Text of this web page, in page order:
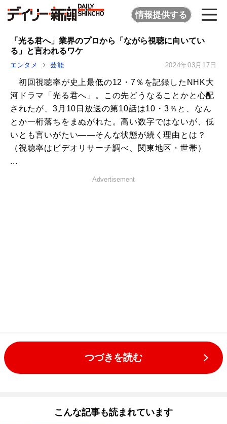
情報提供する
「光る君へ」業界のプロから「ながら視聴に向いてい
る」と言われるワケ
エンタメ 芸能 2024年03月17日
初回視聴率が史上最低の12・7％を記録したNHK大
河ドラマ「光る君へ」。この先どうなることかと心配
されたが、3月10日放送の第10話は10・3％と、なん
とか一桁落ちをまぬがれた。高い数字ではないが、低
いとも言いがたい――そんな状態が続く理由とは？
（視聴率はビデオリサーチ調べ、関東地区・世帯）
...
Advertisement
つづきを読む
こんな記事も読まれています